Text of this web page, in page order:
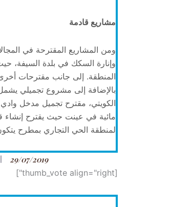
مشاريع قادمة
ومن المشاريع المقترحة في
المنطقة. إلى جانب مقترحات أخرى
بالإضافة إلى مشروع تجميلي
الكويتي، مقترح تجميل مدخل
مائية في عينت حيث يقترح إنشاء
لمنطقة الحي التجاري بمطرح
29/07/2019
[thumb_vote align="right"]